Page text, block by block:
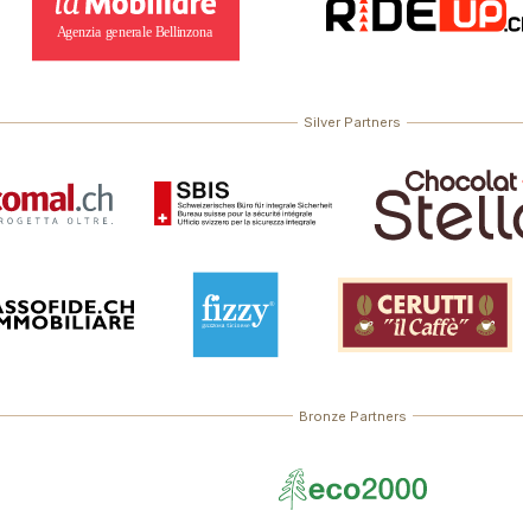
Silver Partners
Bronze Partners